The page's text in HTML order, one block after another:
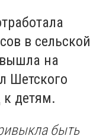
в сельской
на
Шетского
к детям.
быть